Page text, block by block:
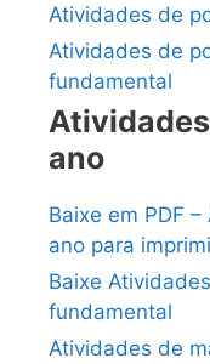
Atividades de
Atividades de
fundamental
ano
Baixe em PDF
ano para
Baixe
fundamental
Atividades de